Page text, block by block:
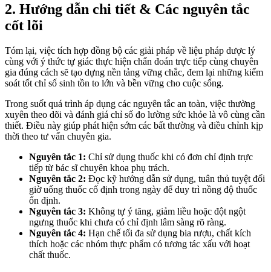
2. Hướng dẫn chi tiết & Các nguyên tắc
cốt lõi
Tóm lại, việc tích hợp đồng bộ các giải pháp về liệu pháp dược lý
cùng với ý thức tự giác thực hiện chẩn đoán trực tiếp cùng chuyên
gia đúng cách sẽ tạo dựng nền tảng vững chắc, đem lại những kiểm
soát tốt chỉ số sinh tồn to lớn và bền vững cho cuộc sống.
Trong suốt quá trình áp dụng các nguyên tắc an toàn, việc thường
xuyên theo dõi và đánh giá chỉ số đo lường sức khỏe là vô cùng cần
thiết. Điều này giúp phát hiện sớm các bất thường và điều chỉnh kịp
thời theo tư vấn chuyên gia.
Nguyên tắc 1: Chỉ sử dụng thuốc khi có đơn chỉ định trực
tiếp từ bác sĩ chuyên khoa phụ trách.
Nguyên tắc 2: Đọc kỹ hướng dẫn sử dụng, tuân thủ tuyệt đối
giờ uống thuốc cố định trong ngày để duy trì nồng độ thuốc
ổn định.
Nguyên tắc 3: Không tự ý tăng, giảm liều hoặc đột ngột
ngưng thuốc khi chưa có chỉ định lâm sàng rõ ràng.
Nguyên tắc 4: Hạn chế tối đa sử dụng bia rượu, chất kích
thích hoặc các nhóm thực phẩm có tương tác xấu với hoạt
chất thuốc.